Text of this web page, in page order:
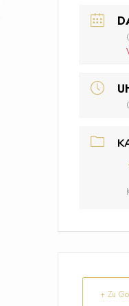
+ Zu